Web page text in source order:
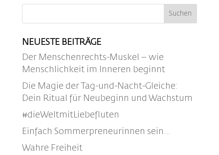
NEUESTE BEITRÄGE
Der Menschenrechts-Muskel – wie
Menschlichkeit im Inneren beginnt
Die Magie der Tag-und-Nacht-Gleiche:
Dein Ritual für Neubeginn und Wachstum
#dieWeltmitLiebefluten
Einfach Sommerpreneurinnen sein…
Wahre Freiheit